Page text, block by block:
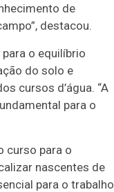
de
destacou.
o equilíbrio
do solo e
cursos d’água. “A
para o
curso para o
nascentes de
para o trabalho